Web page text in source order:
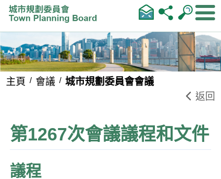
跳到內容
主頁 會議
城市規劃委員會會議
返回
第1267次會議議程和文件
議程